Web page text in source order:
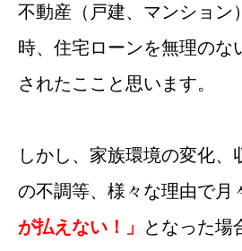
不動産（戸建、マンション
時、住宅ローンを無理のな
されたここと思います。
しかし、家族環境の変化、
の不調等、様々な理由で月
が払えない！」
となった場